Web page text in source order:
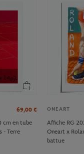
69,00 €
cm en tube
- Terre
ONEART
Affiche RG
Oneart x
battue